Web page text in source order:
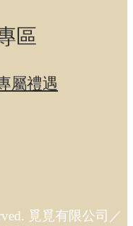
區
屬禮遇
覓覓有限公司／